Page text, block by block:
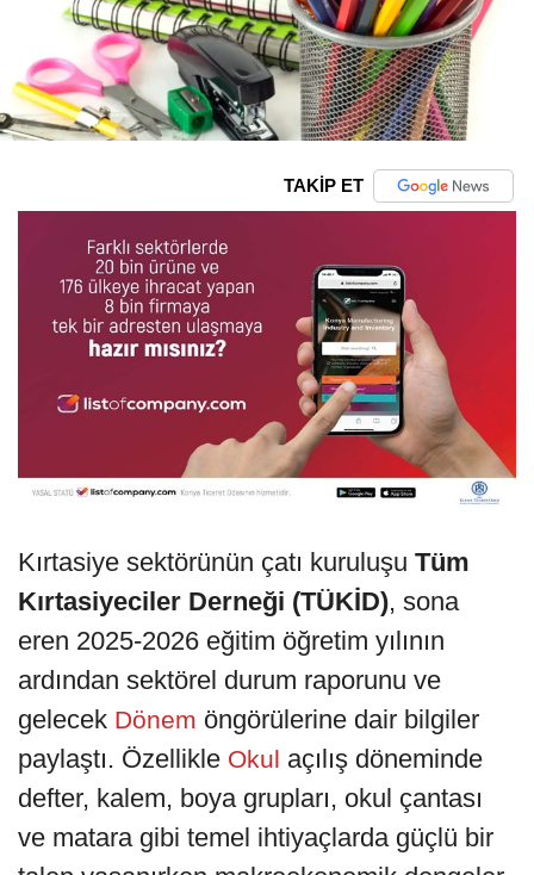
TAKİP ET
Kırtasiye sektörünün çatı kuruluşu Tüm
Kırtasiyeciler Derneği (TÜKİD), sona
eren 2025-2026 eğitim öğretim yılının
ardından sektörel durum raporunu ve
gelecek Dönem öngörülerine dair bilgiler
paylaştı. Özellikle Okul açılış döneminde
defter, kalem, boya grupları, okul çantası
ve matara gibi temel ihtiyaçlarda güçlü bir